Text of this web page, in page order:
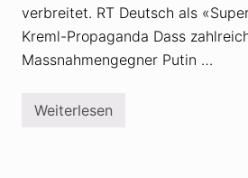
t
«
G
e
h
i
i
t
V
e
c
h
verbreitet. RT Deutsch als
Kreml-Propaganda Dass
Massnahmengegner Putin …
C
Weiterlesen